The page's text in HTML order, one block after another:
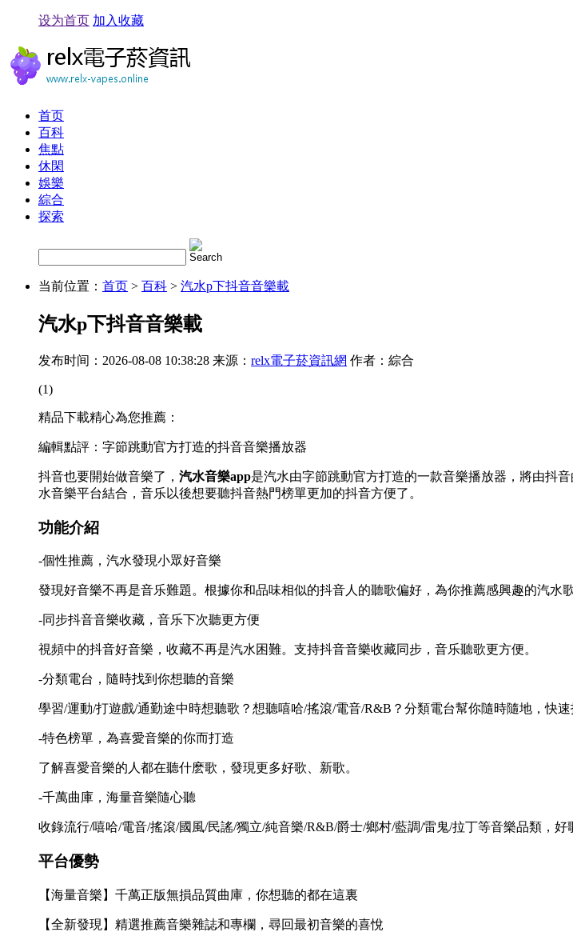
设为首页 加入收藏
首页
百科
焦點
休閑
娛樂
綜合
探索
当前位置： 首页 > 百科 > 汽水p下抖音音樂載
汽水p下抖音音樂載
发布时间：2026-08-08 10:38:28 来源： relx電子菸資訊網 作者：綜合
(1)
精品下載精心為您推薦：
編輯點評：字節跳動官方打造的抖音音樂播放器
抖音也要開始做音樂了， 汽水音樂app是汽水由字節跳動官方打造的一款音樂播放器，將由抖
水音樂平台結合，音乐以後想要聽抖音熱門榜單更加的抖音方便了。
功能介紹
-個性推薦，汽水發現小眾好音樂
發現好音樂不再是音乐難題。根據你和品味相似的抖音人的聽歌偏好，為你推薦感興趣的汽水
-同步抖音音樂收藏，音乐下次聽更方便
視頻中的抖音好音樂，收藏不再是汽水困難。支持抖音音樂收藏同步，音乐聽歌更方便。
-分類電台，隨時找到你想聽的音樂
學習/運動/打遊戲/通勤途中時想聽歌？想聽嘻哈/搖滾/電音/R&B？分類電台幫你隨時隨地，快速
-特色榜單，為喜愛音樂的你而打造
了解喜愛音樂的人都在聽什麽歌，發現更多好歌、新歌。
-千萬曲庫，海量音樂隨心聽
收錄流行/嘻哈/電音/搖滾/國風/民謠/獨立/純音樂/R&B/爵士/鄉村/藍調/雷鬼/拉丁等音樂品類，好
平台優勢
【海量音樂】千萬正版無損品質曲庫，你想聽的都在這裏
【全新發現】精選推薦音樂雜誌和專欄，尋回最初音樂的喜悅